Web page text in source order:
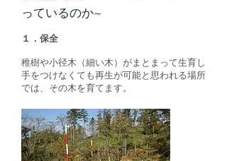
っているのか~
​１．保全
​稚樹や小径木（細い木）がまとまって生育し
手をつけなくても再生が可能と思われる場所
では、その木を育てます。